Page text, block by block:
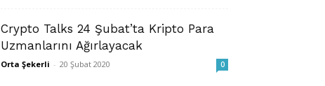
Crypto Talks 24 Şubat’ta Kripto Para
Uzmanlarını Ağırlayacak
Orta Şekerli - 20 Şubat 2020 0